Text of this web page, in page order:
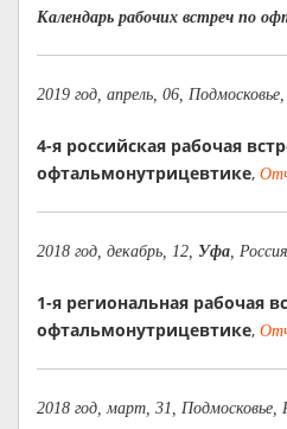
Календарь рабочих встреч по
2019 год, апрель, 06, Подмосковье,
4-я российская рабочая
офтальмонутрицевтике,
2018 год, декабрь, 12, Уфа,
1-я региональная рабочая
офтальмонутрицевтике,
2018 год, март, 31, Подмосковье,